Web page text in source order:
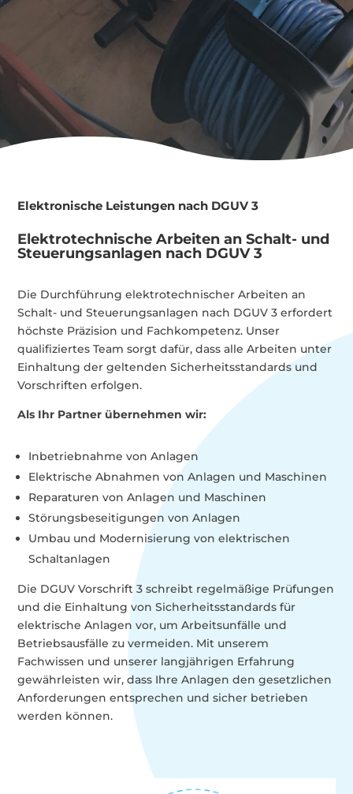
Elektronische Leistungen nach DGUV 3
Elektrotechnische Arbeiten an Schalt- und
Steuerungsanlagen nach DGUV 3
Die Durchführungelektrotechnischer Arbeiten an
Schalt- und Steuerungsanlagen nach DGUV 3 erfordert
höchste Präzision und Fachkompetenz. Unser
qualifiziertes Team sorgt dafür, dass alle Arbeiten unter
Einhaltung der geltenden Sicherheitsstandards und
Vorschriften erfolgen.
Als Ihr Partner übernehmen wir:
Inbetriebnahme von Anlagen
Elektrische Abnahmen von Anlagen und Maschinen
Reparaturen von Anlagen und Maschinen
Störungsbeseitigungen von Anlagen
Umbau und Modernisierung von elektrischen
Schaltanlagen
Die DGUV Vorschrift 3 schreibt regelmäßige Prüfungen
und die Einhaltung von Sicherheitsstandards für
elektrische Anlagen vor, um Arbeitsunfälle und
Betriebsausfälle zu vermeiden. Mit unserem
Fachwissen und unserer langjährigen Erfahrung
gewährleisten wir, dass Ihre Anlagen den gesetzlichen
Anforderungen entsprechen und sicher betrieben
werden können.